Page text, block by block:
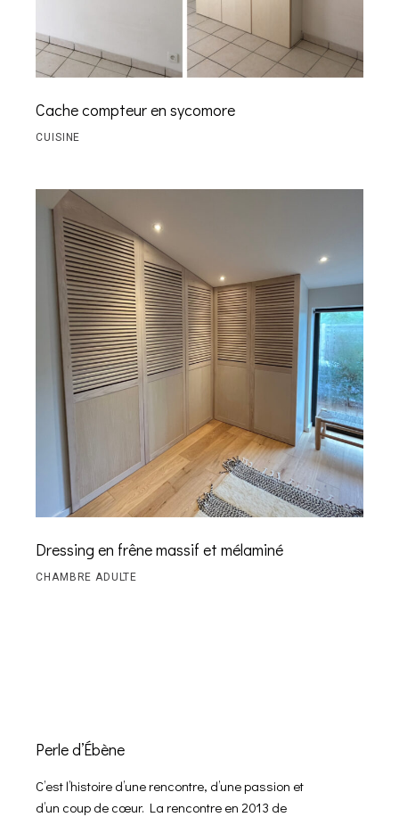
Cache compteur en sycomore
CUISINE
Dressing en frêne massif et mélaminé
CHAMBRE ADULTE
Perle d’Ébène
C’est l’histoire d’une rencontre, d’une passion et
d’un coup de cœur. La rencontre en 2013 de